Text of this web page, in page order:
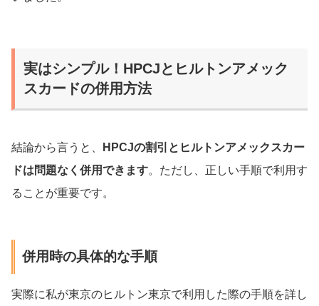
実はシンプル！HPCJとヒルトンアメック
スカードの併用方法
結論から言うと、
HPCJの割引とヒルトンアメックスカー
ドは問題なく併用できます。ただし、正しい手順で利用す
ることが重要です。
併用時の具体的な手順
実際に私が東京のヒルトン東京で利用した際の手順を詳し